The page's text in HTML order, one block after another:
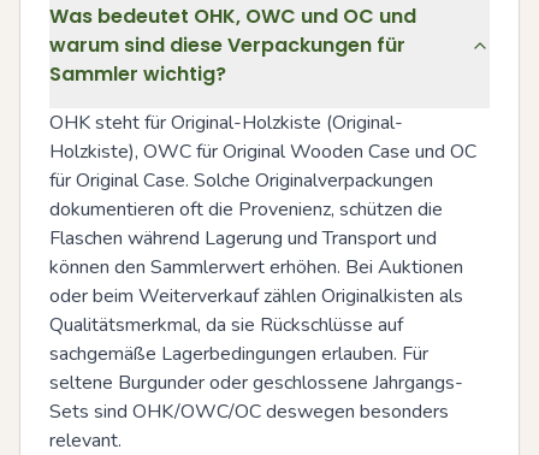
Was bedeutet OHK, OWC und OC und
warum sind diese Verpackungen für
Sammler wichtig?
OHK steht für Original-Holzkiste (Original-
Holzkiste), OWC für Original Wooden Case und OC
für Original Case. Solche Originalverpackungen
dokumentieren oft die Provenienz, schützen die
Flaschen während Lagerung und Transport und
können den Sammlerwert erhöhen. Bei Auktionen
oder beim Weiterverkauf zählen Originalkisten als
Qualitätsmerkmal, da sie Rückschlüsse auf
sachgemäße Lagerbedingungen erlauben. Für
seltene Burgunder oder geschlossene Jahrgangs-
Sets sind OHK/OWC/OC deswegen besonders
relevant.